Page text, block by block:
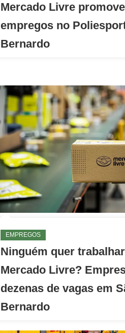
Mercado Livre
empregos no
Bernardo
EMPREGOS
Ninguém quer
Mercado Livre?
dezenas de vagas em
Bernardo